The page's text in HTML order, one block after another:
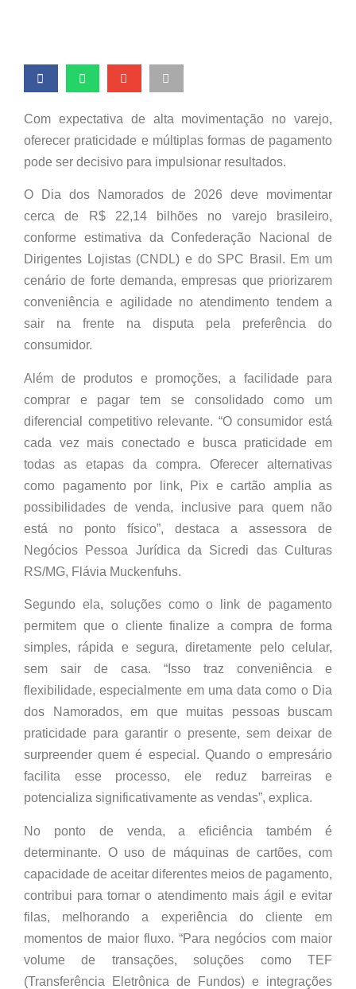
Com expectativa de alta movimentação no varejo,
oferecer praticidade e múltiplas formas de pagamento
pode ser decisivo para impulsionar resultados.
O Dia dos Namorados de 2026 deve movimentar
cerca de R$ 22,14 bilhões no varejo brasileiro,
conforme estimativa da Confederação Nacional de
Dirigentes Lojistas (CNDL) e do SPC Brasil. Em um
cenário de forte demanda, empresas que priorizarem
conveniência e agilidade no atendimento tendem a
sair na frente na disputa pela preferência do
consumidor.
Além de produtos e promoções, a facilidade para
comprar e pagar tem se consolidado como um
diferencial competitivo relevante. “O consumidor está
cada vez mais conectado e busca praticidade em
todas as etapas da compra. Oferecer alternativas
como pagamento por link, Pix e cartão amplia as
possibilidades de venda, inclusive para quem não
está no ponto físico”, destaca a assessora de
Negócios Pessoa Jurídica da Sicredi das Culturas
RS/MG, Flávia Muckenfuhs.
Segundo ela, soluções como o link de pagamento
permitem que o cliente finalize a compra de forma
simples, rápida e segura, diretamente pelo celular,
sem sair de casa. “Isso traz conveniência e
flexibilidade, especialmente em uma data como o Dia
dos Namorados, em que muitas pessoas buscam
praticidade para garantir o presente, sem deixar de
surpreender quem é especial. Quando o empresário
facilita esse processo, ele reduz barreiras e
potencializa significativamente as vendas”, explica.
No ponto de venda, a eficiência também é
determinante. O uso de máquinas de cartões, com
capacidade de aceitar diferentes meios de pagamento,
contribui para tornar o atendimento mais ágil e evitar
filas, melhorando a experiência do cliente em
momentos de maior fluxo. “Para negócios com maior
volume de transações, soluções como TEF
(Transferência Eletrônica de Fundos) e integrações